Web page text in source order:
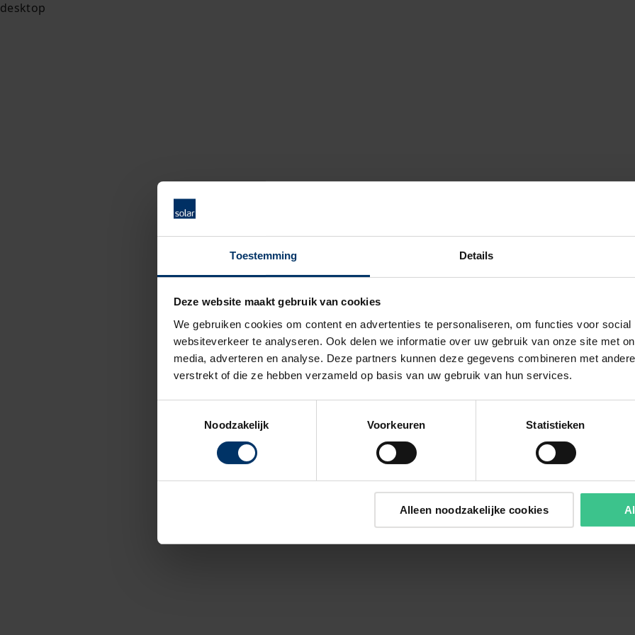
Toestemming Details
Deze website maakt gebruik van cookies
We gebruiken cookies om content en advertenties te personaliseren, om functies voor
websiteverkeer te analyseren. Ook delen we informatie over uw gebruik van onze site met
media, adverteren en analyse. Deze partners kunnen deze gegevens combineren met
verstrekt of die ze hebben verzameld op basis van uw gebruik van hun services.
Noodzakelijk
Voorkeuren Statistieken
Alleen noodzakelijke cookies